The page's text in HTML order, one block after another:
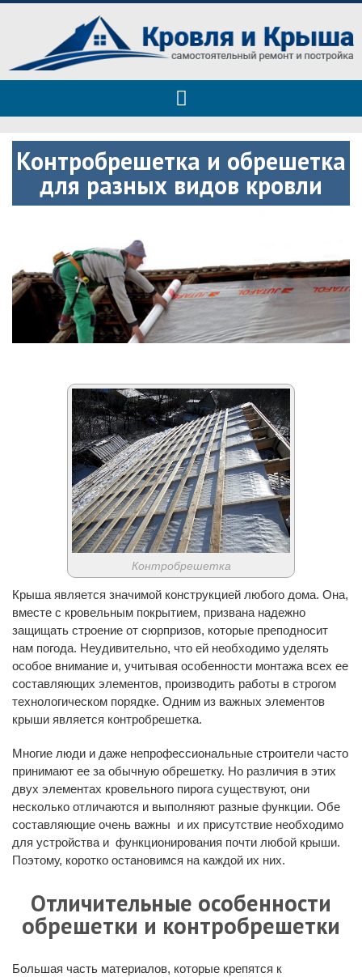
Roof tops — только полезные
советы
Полезные советы при строительстве дома и ремонте
Контробрешетка и обрешетка
для разных видов кровли
Контробрешетка
Крыша является значимой конструкцией любого дома. Она,
вместе с кровельным покрытием, призвана надежно
защищать строение от сюрпризов, которые преподносит
нам погода. Неудивительно, что ей необходимо уделять
особое внимание и, учитывая особенности монтажа всех ее
составляющих элементов, производить работы в строгом
технологическом порядке. Одним из важных элементов
крыши является контробрешетка.
Многие люди и даже непрофессиональные строители часто
принимают ее за обычную обрешетку. Но различия в этих
двух элементах кровельного пирога существуют, они
несколько отличаются и выполняют разные функции. Обе
составляющие очень важны и их присутствие необходимо
для устройства и функционирования почти любой крыши.
Поэтому, коротко остановимся на каждой их них.
Отличительные особенности
обрешетки и контробрешетки
Большая часть материалов, которые крепятся к